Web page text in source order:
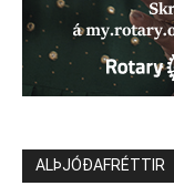
ALÞJÓÐAFRÉTTIR